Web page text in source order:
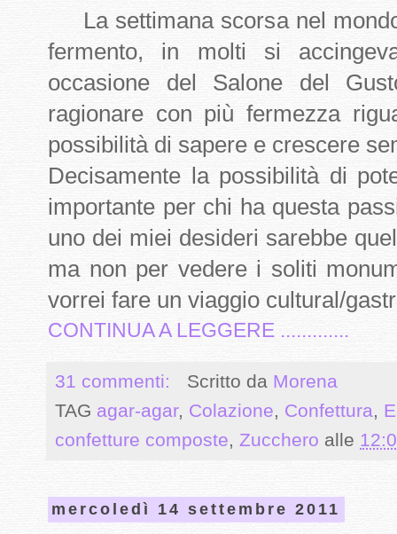
La settimana scorsa nel
fermento, in molti si
occasione del Salone del
ragionare con più fermezza
possibilità di sapere e crescere
Decisamente la possibilità di
importante per chi ha questa
uno dei miei desideri sarebbe
ma non per vedere i soliti
vorrei fare un viaggio cultural/
CONTINUA A LEGGERE .............
31 commenti: Scritto da Morena
TAG agar-agar, Colazione, Confettura,
confetture composte, Zucchero alle
mercoledì 14 settembre 2011